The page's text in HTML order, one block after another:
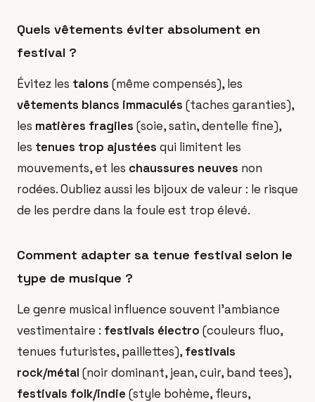
Quels vêtements éviter absolument en
festival ?
Évitez les talons (même compensés), les
vêtements blancs immaculés (taches garanties),
les matières fragiles (soie, satin, dentelle fine),
les tenues trop ajustées qui limitent les
mouvements, et les chaussures neuves non
rodées. Oubliez aussi les bijoux de valeur : le risque
de les perdre dans la foule est trop élevé.
Comment adapter sa tenue festival selon le
type de musique ?
Le genre musical influence souvent l'ambiance
vestimentaire : festivals électro (couleurs fluo,
tenues futuristes, paillettes), festivals
rock/métal (noir dominant, jean, cuir, band tees),
festivals folk/indie (style bohème, fleurs,